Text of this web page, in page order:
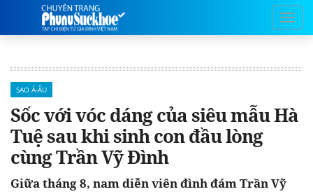
SAO Á-ÂU
Sốc với vóc dáng của siêu mẫu Hà
Tuệ sau khi sinh con đầu lòng
cùng Trần Vỹ Đình
Giữa tháng 8, nam diễn viên đình đám Trần Vỹ